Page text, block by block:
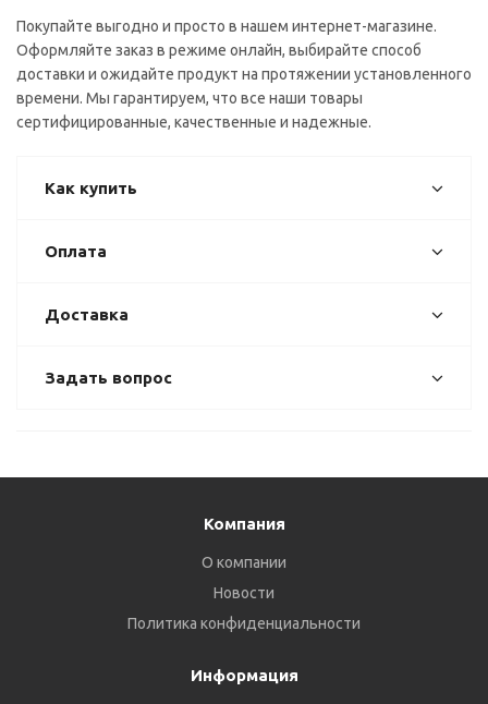
Покупайте выгодно и просто в нашем интернет-магазине.
Оформляйте заказ в режиме онлайн, выбирайте способ
доставки и ожидайте продукт на протяжении установленного
времени. Мы гарантируем, что все наши товары
сертифицированные, качественные и надежные.
Как купить
Оплата
Доставка
Задать вопрос
Компания
О компании
Новости
Политика конфиденциальности
Информация